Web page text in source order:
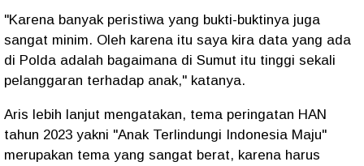
"Karena banyak peristiwa yang bukti-buktinya juga
sangat minim. Oleh karena itu saya kira data yang ada
di Polda adalah bagaimana di Sumut itu tinggi sekali
pelanggaran terhadap anak," katanya.
Aris lebih lanjut mengatakan, tema peringatan HAN
tahun 2023 yakni "Anak Terlindungi Indonesia Maju"
merupakan tema yang sangat berat, karena harus